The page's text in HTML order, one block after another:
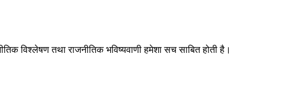
विश्लेषण तथा राजनीतिक भविष्यवाणी हमेशा सच साबित होती है।